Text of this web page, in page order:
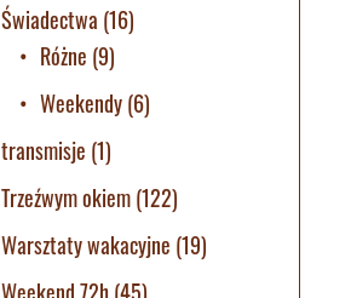
Świadectwa (16)
Różne (9)
Weekendy(6)
transmisje (1)
Trzeźwym okiem(122)
Warsztaty wakacyjne (19)
Weekend 72h(45)